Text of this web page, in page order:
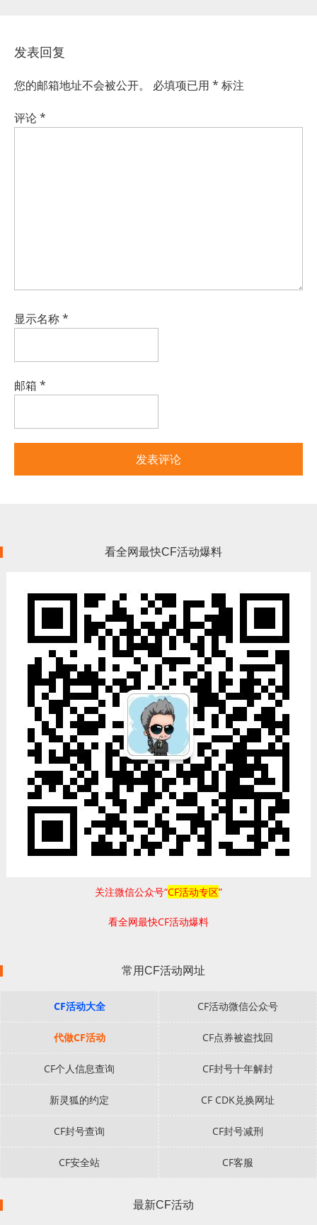
发表回复
您的邮箱地址不会被公开。 必填项已用 * 标注
评论*
显示名称*
邮箱 *
看全网最快CF活动爆料
关注微信公众号“CF活动专区”
看全网最快CF活动爆料
常用CF活动网址
CF活动大全 CF活动微信公众号
代做CF活动 CF点券被盗找回
CF个人信息查询 CF封号十年解封
新灵狐的约定 CF CDK兑换网址
CF封号查询 CF封号减刑
CF安全站 CF客服
最新CF活动